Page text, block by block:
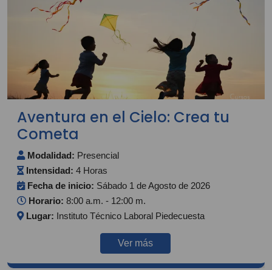
Aventura en el Cielo: Crea tu
Cometa
Modalidad: Presencial
Intensidad: 4 Horas
Fecha de inicio: Sábado 1 de Agosto de 2026
Horario: 8:00 a.m. - 12:00 m.
Lugar: Instituto Técnico Laboral Piedecuesta
Ver más